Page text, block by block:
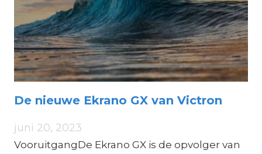
De nieuwe Ekrano GX van Victron
juni 20, 2023
VooruitgangDe Ekrano GX is de opvolger van